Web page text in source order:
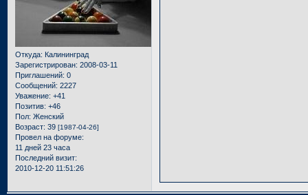
Откуда: Калининград
Зарегистрирован: 2008-03-11
Приглашений: 0
Сообщений: 2227
Уважение: +41
Позитив: +46
Пол: Женский
Возраст: 39 [1987-04-26]
Провел на форуме:
11 дней 23 часа
Последний визит:
2010-12-20 11:51:26